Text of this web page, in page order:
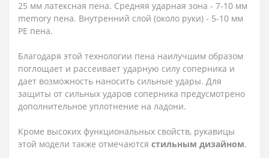
25 мм латексная пена. Средняя ударная зона - 7-10 мм
memory пена. Внутренний слой (около руки) - 5-10 мм
PE пена.
Благодаря этой технологии пена наилучшим образом
поглощает и рассеивает ударную силу соперника и
дает возможность наносить сильные удары. Для
защиты от сильных ударов соперника предусмотрено
дополнительное уплотнение на ладони.
Кроме высоких функциональных свойств, рукавицы
этой модели также отмечаются стильным дизайном.